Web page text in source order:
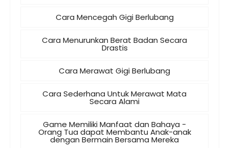
Cara Mencegah Gigi Berlubang
Cara Menurunkan Berat Badan Secara
Drastis
Cara Merawat Gigi Berlubang
Cara Sederhana Untuk Merawat Mata
Secara Alami
Game Memiliki Manfaat dan Bahaya -
Orang Tua dapat Membantu Anak-anak
dengan Bermain Bersama Mereka